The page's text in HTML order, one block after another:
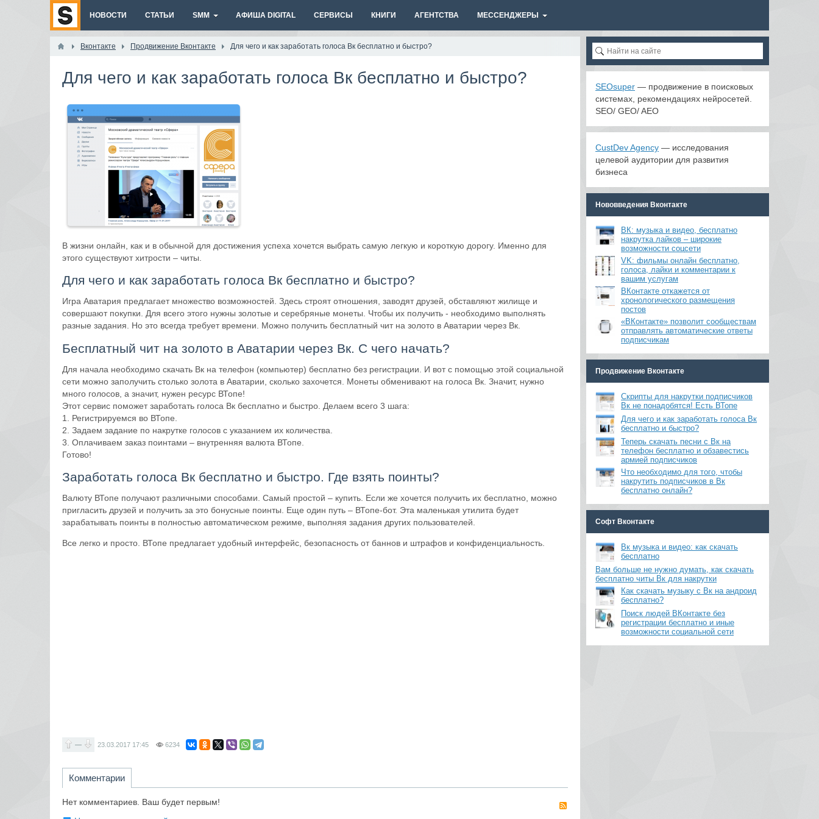
НОВОСТИ СТАТЬИ SMM АФИША DIGITAL СЕРВИСЫ КНИГИ АГЕНТСТВА МЕССЕНДЖЕРЫ
Вконтакте Продвижение Вконтакте Для чего и как заработать голоса Вк бесплатно и быстро?
Для чего и как заработать голоса Вк бесплатно и быстро?
В жизни онлайн, как и в обычной для достижения успеха хочется выбрать самую легкую и короткую дорогу. Именно для
этого существуют хитрости – читы.
Для чего и как заработать голоса Вк бесплатно и быстро?
Игра Аватария предлагает множество возможностей. Здесь строят отношения, заводят друзей, обставляют жилище и
совершают покупки. Для всего этого нужны золотые и серебряные монеты. Чтобы их получить - необходимо выполнять
разные задания. Но это всегда требует времени. Можно получить бесплатный чит на золото в Аватарии через Вк.
Бесплатный чит на золото в Аватарии через Вк. С чего начать?
Для начала необходимо скачать Вк на телефон (компьютер) бесплатно без регистрации. И вот с помощью этой социальной
сети можно заполучить столько золота в Аватарии, сколько захочется. Монеты обменивают на голоса Вк. Значит, нужно
много голосов, а значит, нужен ресурс ВТопе!
Этот сервис поможет заработать голоса Вк бесплатно и быстро. Делаем всего 3 шага:
1. Регистрируемся во ВТопе.
2. Задаем задание по накрутке голосов с указанием их количества.
3. Оплачиваем заказ поинтами – внутренняя валюта ВТопе.
Готово!
Заработать голоса Вк бесплатно и быстро. Где взять поинты?
Валюту ВТопе получают различными способами. Самый простой – купить. Если же хочется получить их бесплатно, можно
пригласить друзей и получить за это бонусные поинты. Еще один путь – ВТопе-бот. Эта маленькая утилита будет
зарабатывать поинты в полностью автоматическом режиме, выполняя задания других пользователей.
Все легко и просто. ВТопе предлагает удобный интерфейс, безопасность от баннов и штрафов и конфиденциальность.
— 23.03.2017 17:45 6234
Комментарии
Нет комментариев. Ваш будет первым!
SEOsuper — продвижение в поисковых
системах, рекомендациях нейросетей.
SEO/ GEO/ AEO
CustDev Agency — исследования
целевой аудитории для развития
бизнеса
Нововведения Вконтакте
ВК: музыка и видео, бесплатно
накрутка лайков – широкие
возможности соцсети
VK: фильмы онлайн бесплатно,
голоса, лайки и комментарии к
вашим услугам
ВКонтакте откажется от
хронологического размещения
постов
«ВКонтакте» позволит сообществам
отправлять автоматические ответы
подписчикам
Продвижение Вконтакте
Скрипты для накрутки подписчиков
Вк не понадобятся! Есть ВТопе
Для чего и как заработать голоса Вк
бесплатно и быстро?
Теперь скачать песни с Вк на
телефон бесплатно и обзавестись
армией подписчиков
Что необходимо для того, чтобы
накрутить подписчиков в Вк
бесплатно онлайн?
Софт Вконтакте
Вк музыка и видео: как скачать
бесплатно
Вам больше не нужно думать, как скачать
бесплатно читы Вк для накрутки
Как скачать музыку с Вк на андроид
бесплатно?
Поиск людей ВКонтакте без
регистрации бесплатно и иные
возможности социальной сети